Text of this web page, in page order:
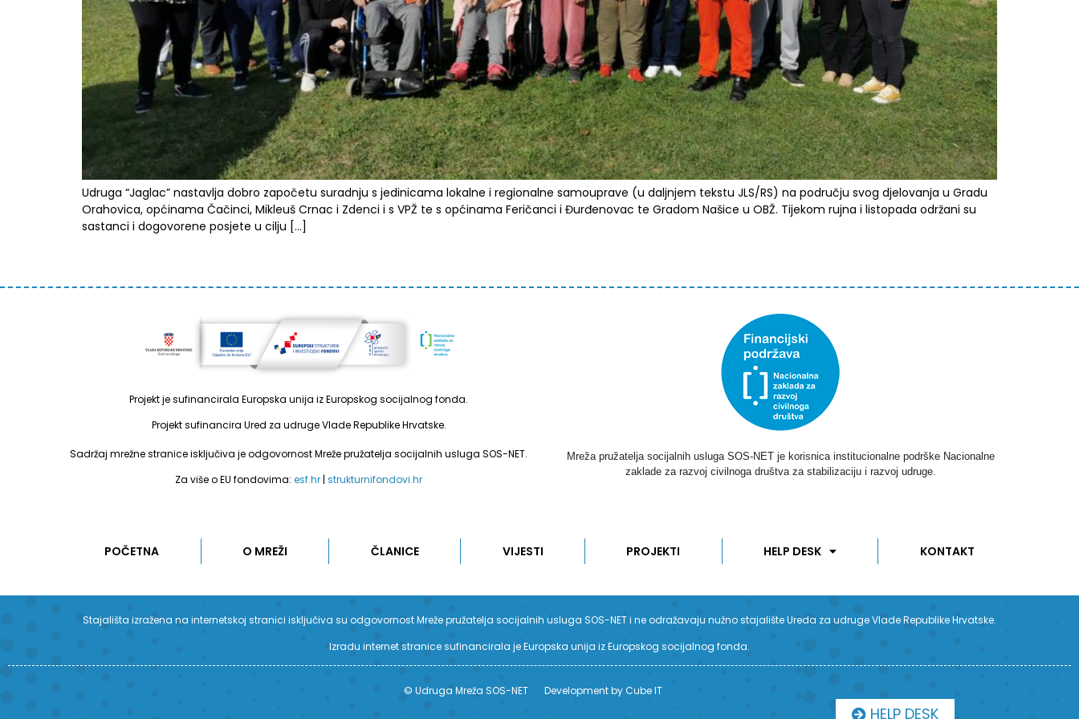
Udruga “Jaglac” nastavlja dobro započetu suradnju s jedinicama lokalne i regionalne samouprave (u daljnjem tekstu JLS/RS) na području svog djelovanja u Gradu
Orahovica, općinama Čačinci, Mikleuš Crnac i Zdenci i s VPŽ te s općinama Feričanci i Đurđenovac te Gradom Našice u OBŽ. Tijekom rujna i listopada održani su
sastanci i dogovorene posjete u cilju […]
Projekt je sufinancirala Europska unija iz Europskog socijalnog fonda.
Projekt sufinancira Ured za udruge Vlade Republike Hrvatske.
Sadržaj mrežne stranice isključiva je odgovornost Mreže pružatelja socijalnih usluga SOS-NET.
Za više o EU fondovima: esf.hr | strukturnifondovi.hr
Mreža pružatelja socijalnih usluga SOS-NET je korisnica institucionalne podrške Nacionalne
zaklade za razvoj civilnoga društva za stabilizaciju i razvoj udruge.
POČETNA O MREŽI ČLANICE VIJESTI PROJEKTI HELP DESK KONTAKT
Stajališta izražena na internetskoj stranici isključiva su odgovornost Mreže pružatelja socijalnih usluga SOS-NET i ne odražavaju nužno stajalište Ureda za udruge Vlade Republike Hrvatske.
Izradu internet stranice sufinancirala je Europska unija iz Europskog socijalnog fonda.
© Udruga Mreža SOS-NET Development by Cube IT
HELP DESK